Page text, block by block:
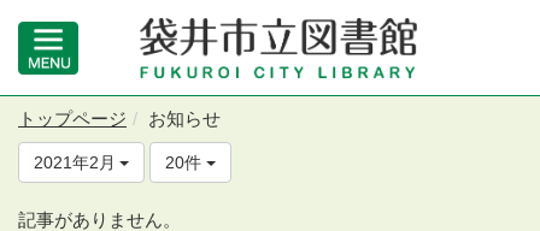
トップページ お知らせ
2021年2月 20件
記事がありません。